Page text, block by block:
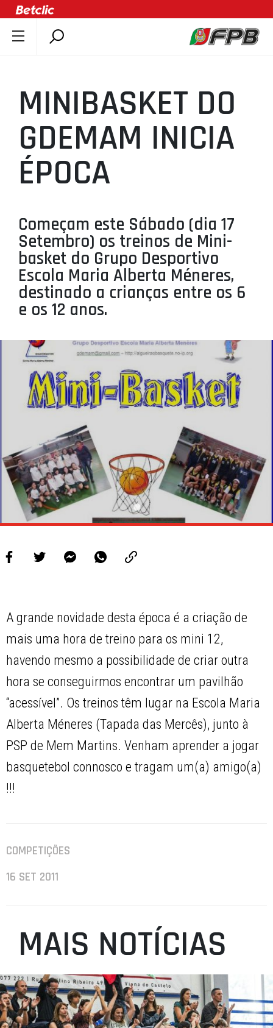
ÚLTIMAS
COMPETIÇÕES
ASSOCIAÇÕES
CLUBES
AGENTES
SELEÇÕES
MINIBASQUETE
ÁREA TÉCNICA
PROJETOS
LIGA BETCLIC MASCULINA
LIGA BETCLIC FEMININA
MINIBASKET DO
GDEMAM INICIA
ÉPOCA
Começam este Sábado (dia 17
Setembro) os treinos de Mini-
basket do Grupo Desportivo
Escola Maria Alberta Méneres,
destinado a crianças entre os 6
e os 12 anos.
A grande novidade desta época é a criação de
mais uma hora de treino para os mini 12,
havendo mesmo a possibilidade de criar outra
hora se conseguirmos encontrar um pavilhão
“acessível”. Os treinos têm lugar na Escola Maria
Alberta Méneres (Tapada das Mercês), junto à
PSP de Mem Martins. Venham aprender a jogar
basquetebol connosco e tragam um(a) amigo(a)
!!!
COMPETIÇÕES
16 SET 2011
MAIS NOTÍCIAS